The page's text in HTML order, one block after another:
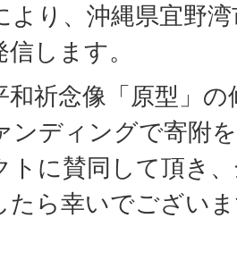
より、沖縄県宜野
します。
和祈念像「原型」
ンディングで寄附
トに賛同して頂き
たら幸いでござい